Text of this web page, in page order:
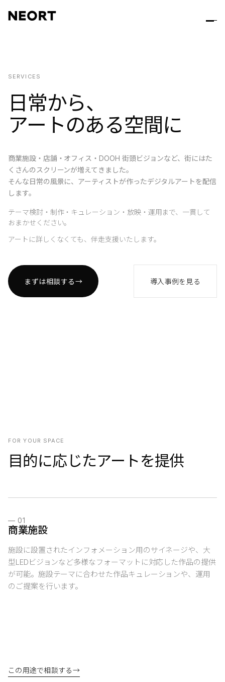
SERVICES
日常から、
アートのある空間に
商業施設・店舗・オフィス・DOOH 街頭ビジョンなど、街にはた
くさんのスクリーンが増えてきました。
そんな日常の風景に、アーティストが作ったデジタルアートを配信
します。
テーマ検討・制作・キュレーション・放映・運用まで、一貫して
おまかせください。
アートに詳しくなくても、伴走支援いたします。
まずは相談する→ 導入事例を見る
FOR YOUR SPACE
目的に応じたアートを提供
—01
商業施設
施設に設置されたインフォメーション用のサイネージや、大
型LEDビジョンなど多様なフォーマットに対応した作品の提供
が可能。施設テーマに合わせた作品キュレーションや、運用
のご提案を行います。
この用途で相談する→